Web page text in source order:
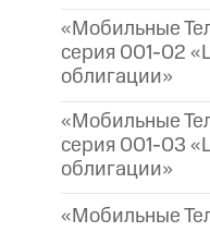
«Мобильные
серия 001-02
облигации»
«Мобильные
серия 001-03
облигации»
«Мобильные